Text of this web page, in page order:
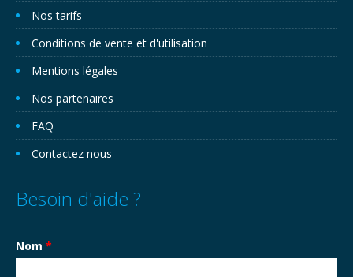
Nos tarifs
Conditions de vente et d'utilisation
Mentions légales
Nos partenaires
FAQ
Contactez nous
Besoin d'aide ?
Nom *